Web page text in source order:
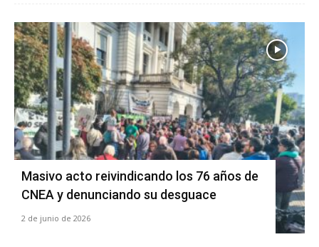
Masivo acto reivindicando los 76 años de
CNEA y denunciando su desguace
2 de junio de 2026